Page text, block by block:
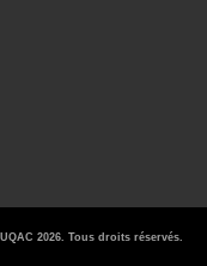
2026. Tous droits réservés.